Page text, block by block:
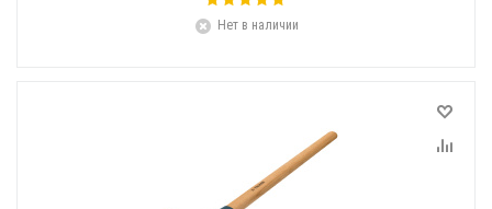
Нет в наличии